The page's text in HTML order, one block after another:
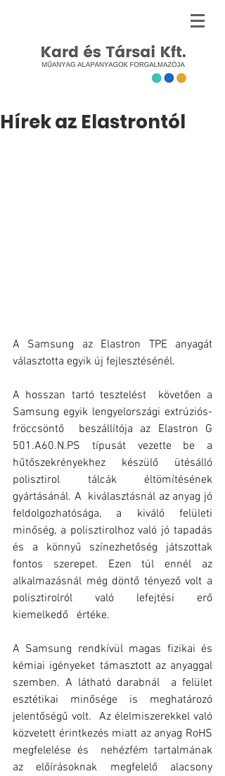
Hírek az Elastrontól
A Samsung az Elastron TPE anyagát
választotta egyik új fejlesztésénél.
A hosszan tartó tesztelést  követően a
Samsung egyik lengyelországi extrúziós-
fröccsöntő  beszállítója az Elastron G
501.A60.N.PS típusát vezette be a
hűtőszekrényekhez készülő ütésálló
polisztirol tálcák éltömítésének
gyártásánál. A  kiválasztásnál az anyag jó
feldolgozhatósága, a kiváló felületi
minőség, a polisztirolhoz való jó tapadás
és a könnyű színezhetőség játszottak
fontos szerepet. Ezen túl ennél az
alkalmazásnál még döntő tényező volt a
polisztirolról való lefejtési erő
kiemelkedő   értéke.
A Samsung rendkívül magas fizikai és
kémiai igényeket támasztott az anyaggal
szemben. A látható darabnál  a felület
esztétikai minősége is meghatározó
jelentőségű volt.  Az élelmiszerekkel való
közvetett érintkezés miatt az anyag RoHS
megfelelése és  nehézfém tartalmának
az előírásoknak megfelelő alacsony